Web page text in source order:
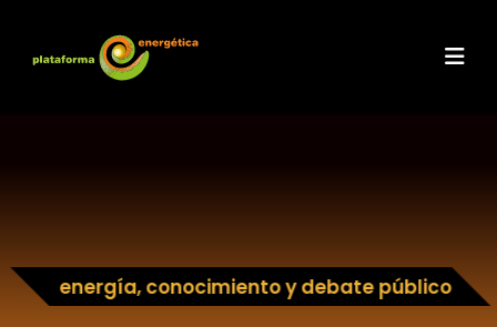
energía, conocimiento y debate público